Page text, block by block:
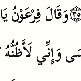
وَقَالَفِرْعَوْنُيَا
وَإِنِّيلَأَظُنُّهُ